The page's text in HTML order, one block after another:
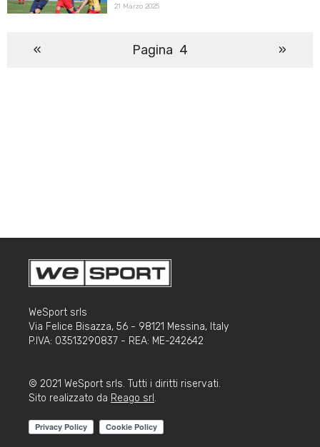
21 Marzo 2025
i
« 4 »
WeSport srls
Via Felice Bisazza, 56 - 98121 Messina, Italy
P.IVA: 03513290837 - REA: ME-242642
© 2021 WeSport srls. Tutti i diritti riservati.
Sito realizzato da Reago srl .